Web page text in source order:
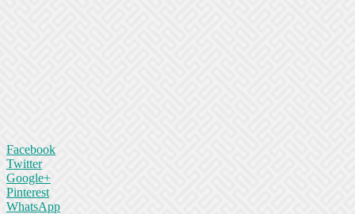
Facebook
Twitter
Google+
Pinterest
WhatsApp